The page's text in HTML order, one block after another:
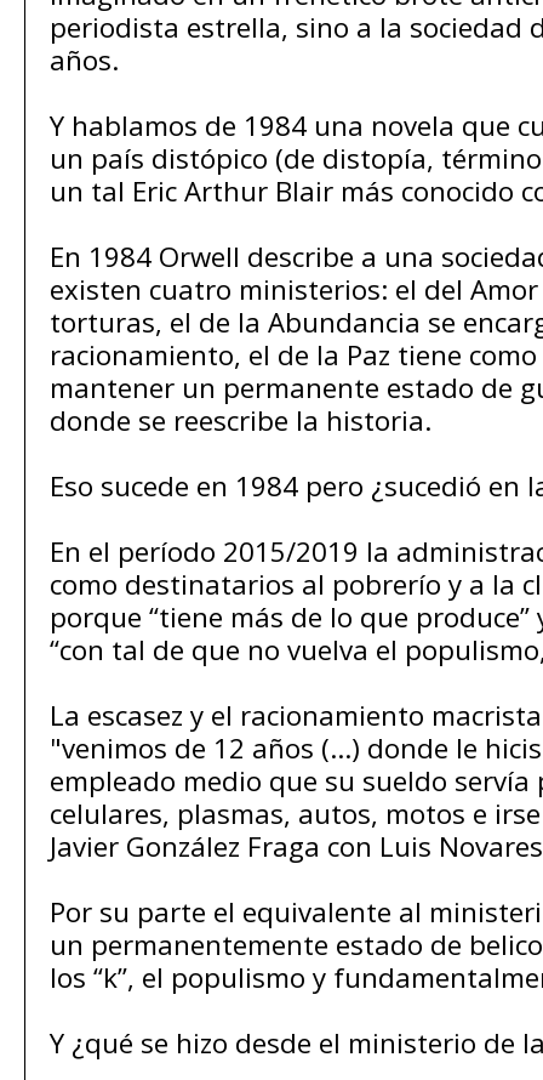
periodista estrella, sino a la sociedad
años.
Y hablamos de 1984 una novela que
un país distópico (de distopía,
un tal Eric Arthur Blair más conocido
En 1984 Orwell describe a una
existen cuatro ministerios: el del
torturas, el de la Abundancia se
racionamiento, el de la Paz tiene
mantener un permanente estado de
donde se reescribe la historia.
Eso sucede en 1984 pero ¿sucedió en
En el período 2015/2019 la
como destinatarios al pobrerío y a la
porque “tiene más de lo que
“con tal de que no vuelva el
La escasez y el racionamiento
"venimos de 12 años (…) donde le
empleado medio que su sueldo
celulares, plasmas, autos, motos e
Javier González Fraga con Luis
Por su parte el equivalente al
un permanentemente estado de
los “k”, el populismo y
Y ¿qué se hizo desde el ministerio de